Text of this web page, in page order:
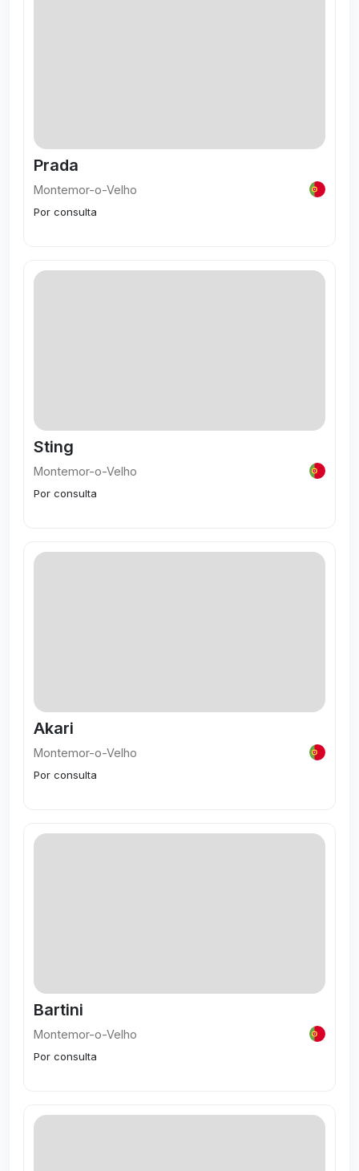
Prada
Montemor-o-Velho
Por consulta
Sting
Montemor-o-Velho
Por consulta
Akari
Montemor-o-Velho
Por consulta
Bartini
Montemor-o-Velho
Por consulta